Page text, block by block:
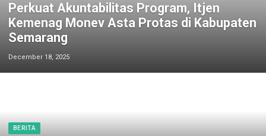
Perkuat Akuntabilitas Program, Itjen
Kemenag Monev Asta Protas di Kabupaten
Semarang
December 18, 2025
BERITA